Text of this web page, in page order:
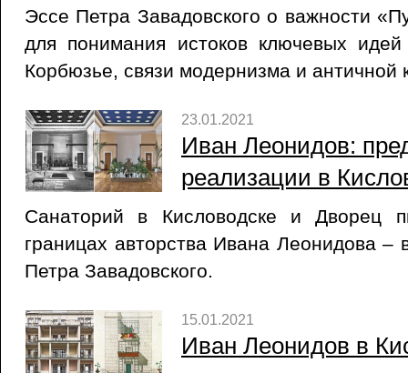
Эссе Петра Завадовского о важности
для понимания истоков ключевых
Корбюзье, связи модернизма и античной
23.01.2021
Иван Леонидов:
реализации в
Санаторий в Кисловодске и Дворец
границах авторства Ивана Леонидова –
Петра Завадовского.
15.01.2021
Иван Леонидов в